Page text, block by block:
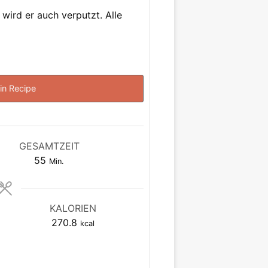
wird er auch verputzt. Alle
Recipe
GESAMTZEIT
55 Minuten
Min.
KALORIEN
270.8 kcal